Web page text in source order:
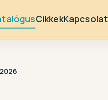
CikkekKapcsolat